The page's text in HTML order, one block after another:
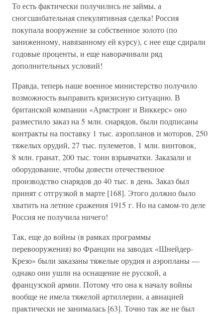
То есть фактически получились не займы, а
сногсшибательная спекулятивная сделка! Россия
покупала вооружение за собственное золото (по
заниженному, навязанному ей курсу), с нее еще сдирали
годовые проценты, и еще наворачивали ряд
дополнительных условий!
Правда, теперь наше военное министерство получило
возможность выправить кризисную ситуацию. В
британской компании «Армстронг и Виккерс» оно
разместило заказ на 5 млн. снарядов, были подписаны
контракты на поставку 1 тыс. аэропланов и моторов, 250
тяжелых орудий, 27 тыс. пулеметов, 1 млн. винтовок,
8 млн. гранат, 200 тыс. тонн взрывчатки. Заказали и
оборудование, чтобы довести отечественное
производство снарядов до 40 тыс. в день. Заказ был
принят с отгрузкой в марте [168]. Этого должно было
хватить на летние сражения 1915 г. Но на самом-то деле
Россия не получила ничего!
Так, еще до войны (в рамках программы
перевооружения) во Франции на заводах «Шнейдер-
Крезо» были заказаны тяжелые орудия и аэропланы —
однако они ушли на оснащение не русской, а
французской армии. Потому что она к началу войны
вообще не имела тяжелой артиллерии, а авиацией
практически не занималась [63]. Точно так же не был